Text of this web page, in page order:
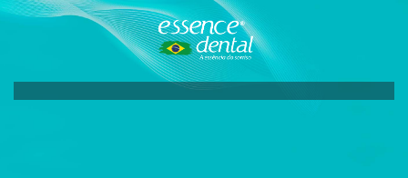
Pular
para
o
conteúdo